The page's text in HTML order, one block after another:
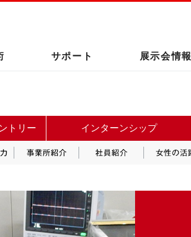
サポート 展示会情報
トリー インターンシップ
MEEの技術力 事業所紹介 社員紹介